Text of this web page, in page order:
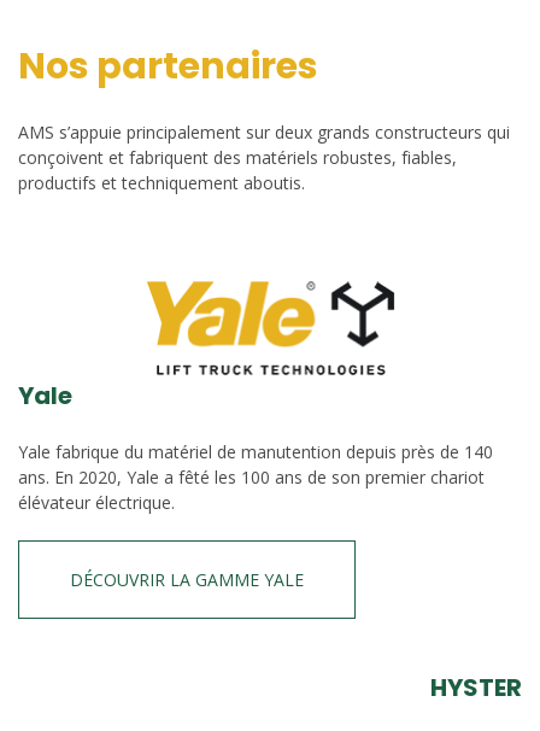
Nos partenaires
AMS s’appuie principalement sur deux grands constructeurs qui
conçoivent et fabriquent des matériels robustes, fiables,
productifs et techniquement aboutis.
Yale
Yale fabrique du matériel de manutention depuis près de 140
ans. En 2020, Yale a fêté les 100 ans de son premier chariot
élévateur électrique.
DÉCOUVRIR LA GAMME YALE
HYSTER